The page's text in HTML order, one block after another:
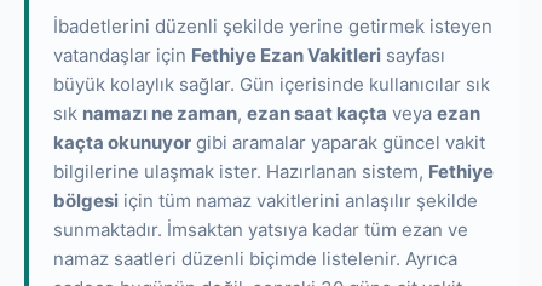
İbadetlerini düzenli şekilde yerine getirmek isteyen
vatandaşlar için Fethiye Ezan Vakitleri sayfası
büyük kolaylık sağlar. Gün içerisinde kullanıcılar sık
sık namazı ne zaman, ezan saat kaçta veya ezan
kaçta okunuyor gibi aramalar yaparak güncel vakit
bilgilerine ulaşmak ister. Hazırlanan sistem, Fethiye
bölgesi için tüm namaz vakitlerini anlaşılır şekilde
sunmaktadır. İmsaktan yatsıya kadar tüm ezan ve
namaz saatleri düzenli biçimde listelenir. Ayrıca